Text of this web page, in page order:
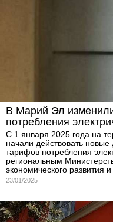
В Марий Эл
потребления
С 1 января 2025 года на
начали действовать
тарифов потребления
региональным
экономического развития и
23/01/2025